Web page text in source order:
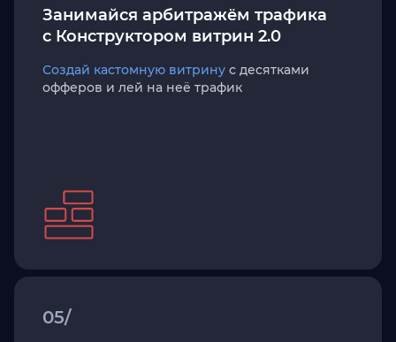
Занимайся арбитражём трафика
с Конструктором витрин 2.0
Создай кастомную витрину с десятками
офферов и лей на неё трафик
05/